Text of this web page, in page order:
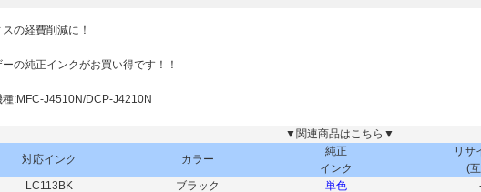
の経費削減に！
ーの純正インクがお買い得です！！
種:MFC-J4510N/DCP-J4210N
▼関連商品はこちら▼
対応インク
カラー
純正
インク
リサ
(
LC113BK ブラック 単色